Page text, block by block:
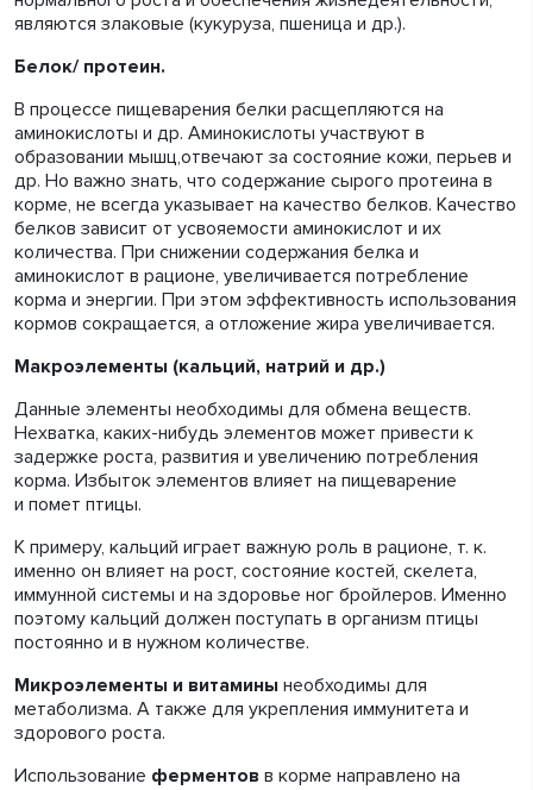
являются злаковые (кукуруза, пшеница и др.).
Белок/ протеин.
В процессе пищеварения белки расщепляются на
аминокислоты и др. Аминокислоты участвуют в
образовании мышц,отвечают за состояние кожи, перьев и
др. Но важно знать, что содержание сырого протеина в
корме, не всегда указывает на качество белков. Качество
белков зависит от усвояемости аминокислот и их
количества. При снижении содержания белка и
аминокислот в рационе, увеличивается потребление
корма и энергии. При этом эффективность использования
кормов сокращается, а отложение жира увеличивается.
Макроэлементы (кальций, натрий и др.)
Данные элементы необходимы для обмена веществ.
Нехватка, каких-нибудь элементов может привести к
задержке роста, развития и увеличению потребления
корма. Избыток элементов влияет на пищеварение
и помет птицы.
К примеру, кальций играет важную роль в рационе, т. к.
именно он влияет на рост, состояние костей, скелета,
иммунной системы и на здоровье ног бройлеров. Именно
поэтому кальций должен поступать в организм птицы
постоянно и в нужном количестве.
Микроэлементы и витамины необходимы для
метаболизма. А также для укрепления иммунитета и
здорового роста.
Использование ферментов в корме направлено на